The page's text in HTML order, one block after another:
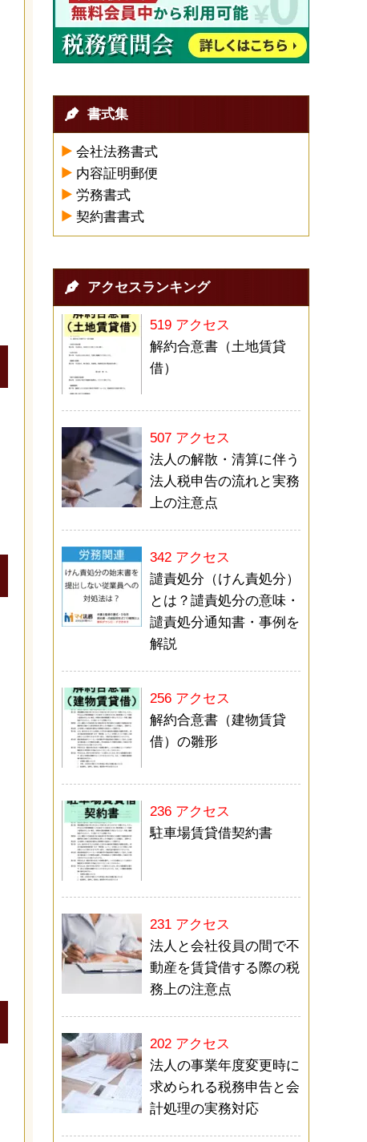
書式集
会社法務書式
内容証明郵便
労務書式
契約書書式
アクセスランキング
519 アクセス
解約合意書（土地賃貸
借）
507 アクセス
法人の解散・清算に伴う
法人税申告の流れと実務
上の注意点
342 アクセス
譴責処分（けん責処分）
とは？譴責処分の意味・
譴責処分通知書・事例を
解説
256 アクセス
解約合意書（建物賃貸
借）の雛形
236 アクセス
駐車場賃貸借契約書
231 アクセス
法人と会社役員の間で不
動産を賃貸借する際の税
務上の注意点
202 アクセス
法人の事業年度変更時に
求められる税務申告と会
計処理の実務対応